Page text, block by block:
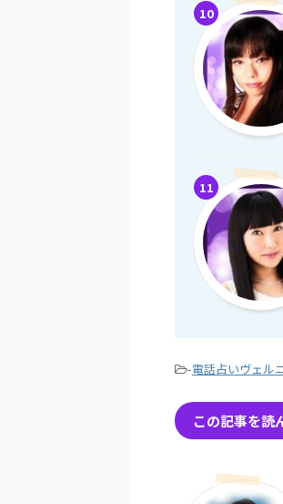
10
11
-電話占いヴェル
この記事を読